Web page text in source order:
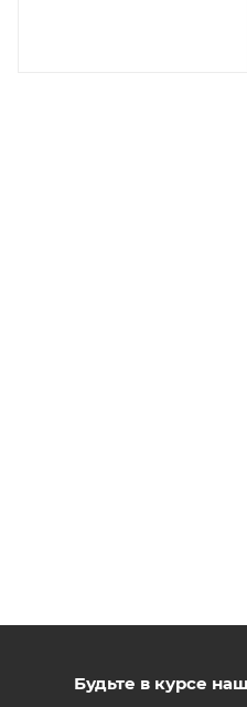
Будьте в курсе